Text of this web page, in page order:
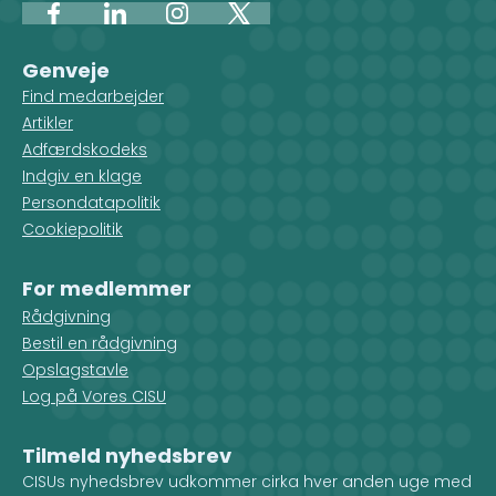
FacebookLinkedInInstagram
X
Genveje
Find medarbejder
Artikler
Adfærdskodeks
Indgiv en klage
Persondatapolitik
Cookiepolitik
For medlemmer
Rådgivning
Bestil en rådgivning
Opslagstavle
Log på Vores CISU
Tilmeld nyhedsbrev
CISUs nyhedsbrev udkommer cirka hver anden uge med